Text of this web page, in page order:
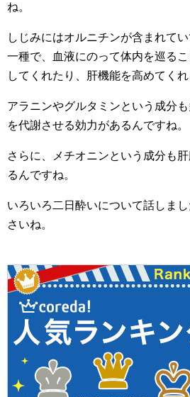
ね。
しじみにはオルニチンが含まれて
一種で、血液にのって体内を巡る
してくれたり、肝機能を高めてくれ
アラニンやグルタミンという成分
を代謝させる効力があるんですね。
さらに、メチオニンという成分も
るんですね。
いろいろ二日酔いについて話しま
さいね。